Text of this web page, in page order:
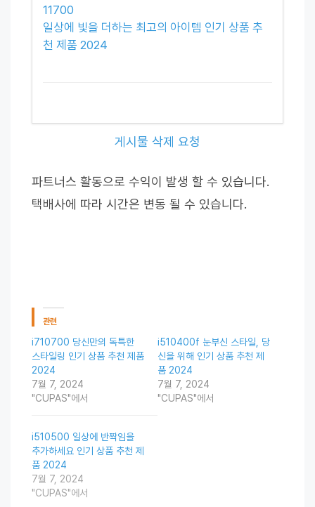
11700
일상에 빛을 더하는 최고의 아이템 인기 상품 추
천 제품 2024
게시물 삭제 요청
파트너스 활동으로 수익이 발생 할 수 있습니다.
택배사에 따라 시간은 변동 될 수 있습니다.
관련
i710700 당신만의 독특한
스타일링 인기 상품 추천 제품
2024
7월 7, 2024
"CUPAS"에서
i510400f 눈부신 스타일, 당
신을 위해 인기 상품 추천 제
품 2024
7월 7, 2024
"CUPAS"에서
i510500 일상에 반짝임을
추가하세요 인기 상품 추천 제
품 2024
7월 7, 2024
"CUPAS"에서